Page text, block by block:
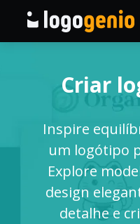
Gerador de
Ideias de logótipos
Produtos
Criar
Inspire
um logótipo
Explore
design
detalhe e